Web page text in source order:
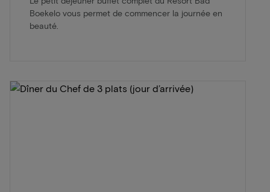
Boekelo vous permet de commencer la journée en
beauté.